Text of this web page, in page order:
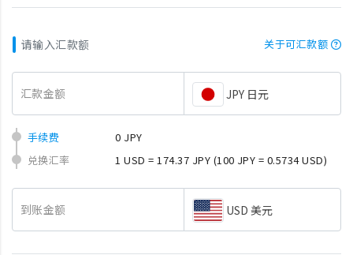
请输入汇款额 关于可汇款额
汇款金额 JPY 日元
手续费
0 JPY
兑换汇率
1 USD = 174.37 JPY (100 JPY = 0.5734 USD)
到账金额 USD 美元